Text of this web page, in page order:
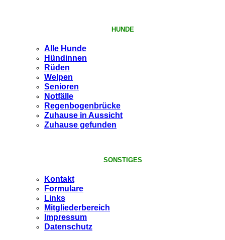
HUNDE
Alle Hunde
Hündinnen
Rüden
Welpen
Senioren
Notfälle
Regenbogenbrücke
Zuhause in Aussicht
Zuhause gefunden
SONSTIGES
Kontakt
Formulare
Links
Mitgliederbereich
Impressum
Datenschutz